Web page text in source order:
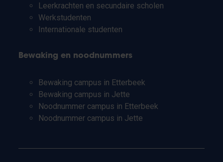
Leerkrachten en secundaire scholen
Werkstudenten
Internationale studenten
Bewaking en noodnummers
Bewaking campus in Etterbeek
Bewaking campus in Jette
Noodnummer campus in Etterbeek
Noodnummer campus in Jette